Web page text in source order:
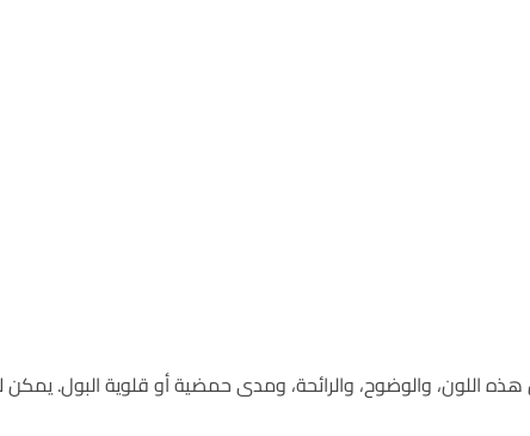
اللون، والوضوح، والرائحة، ومدى حمضية أو قلوية البول. يمكن